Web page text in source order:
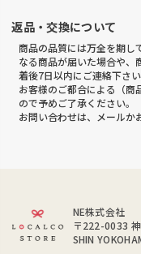
返品・交換について
商品の品質には万全を期し
なる商品が届いた場合や、
着後7日以内にご連絡下さ
お客様のご都合による（商
ので予めご了承ください。
お問い合わせは、メールか
NE株式会社
〒222-0033
SHIN